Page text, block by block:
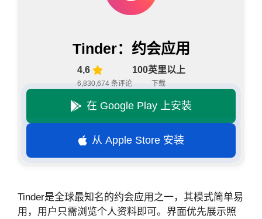
Tinder：约会应用
4,6
6,830,674 条评论
100英里以上
下载
在 Google Play 上安装
从 Apple Store 安装
Tinder是全球最知名的约会应用之一，其模式简单易
用，用户只需浏览个人资料即可。界面优先展示照